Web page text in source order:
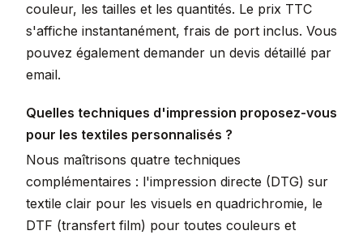
couleur, les tailles et les quantités. Le prix TTC
s'affiche instantanément, frais de port inclus. Vous
pouvez également demander un devis détaillé par
email.
Quelles techniques d'impression proposez-vous
pour les textiles personnalisés ?
Nous maîtrisons quatre techniques
complémentaires : l'impression directe (DTG) sur
textile clair pour les visuels en quadrichromie, le
DTF (transfert film) pour toutes couleurs et